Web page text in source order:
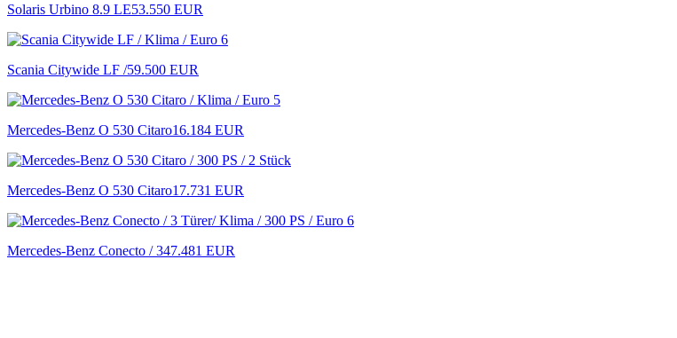
Solaris Urbino 8.9 LE53.550 EUR
Scania Citywide LF /59.500 EUR
Mercedes-Benz O 530 Citaro16.184 EUR
Mercedes-Benz O 530 Citaro17.731 EUR
Mercedes-Benz Conecto / 347.481 EUR